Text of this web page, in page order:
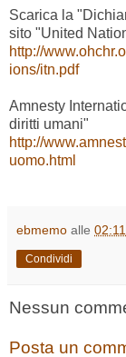
Scarica la
sito "United
http://
ions/itn.pdf
Amnesty
diritti umani"
http://
uomo.html
ebmemo alle 02:11
Condividi
Nessun
Posta un